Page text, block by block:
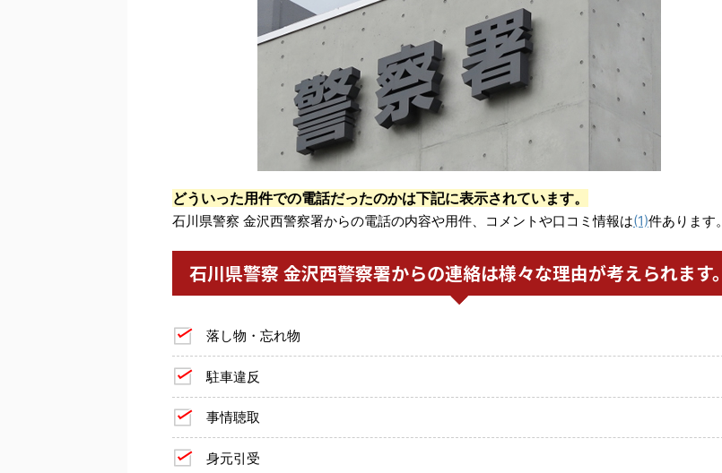
どういった用件での電話だったのかは下記に表示されています。
石川県警察 金沢西警察署からの電話の内容や用件、コメントや口コミ情報は(1)件あります。
石川県警察 金沢西警察署からの連絡は様々な理由が考えられます。
落し物・忘れ物
駐車違反
事情聴取
身元引受